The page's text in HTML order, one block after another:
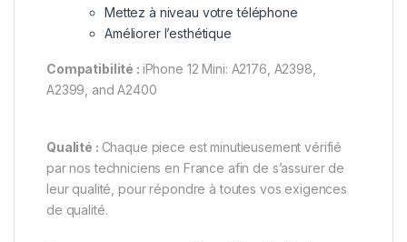
Mettez à niveau votre téléphone
Améliorer l’esthétique
Compatibilité : iPhone 12 Mini: A2176, A2398,
A2399, and A2400
Qualité : Chaque piece est minutieusement vérifié
par nos techniciens en France afin de s’assurer de
leur qualité, pour répondre à toutes vos exigences
de qualité.